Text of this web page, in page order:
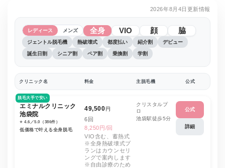
2026年8月4日更新情報
レディース メンズ 全身 VIO 顔 脇
ジェントル脱毛機 熱破壊式 都度払い 紹介割 デビュー
誕生日割 シニア割 ペア割 乗換割 学割
クリニック名 料金 主脱毛機 公式
脱毛大手で安い
エミナルクリニック
池袋院
⭐️ 4.6／5.0（386件）
低価格で叶える全身脱毛
49,500円
6回
8,250円/回
VIO含む、蓄熱式
※全身熱破壊式プ
ランはカウンセリ
ングで案内します
※自由診療のため
クリスタルプ
ロ
池袋駅徒歩5分
公式
詳細